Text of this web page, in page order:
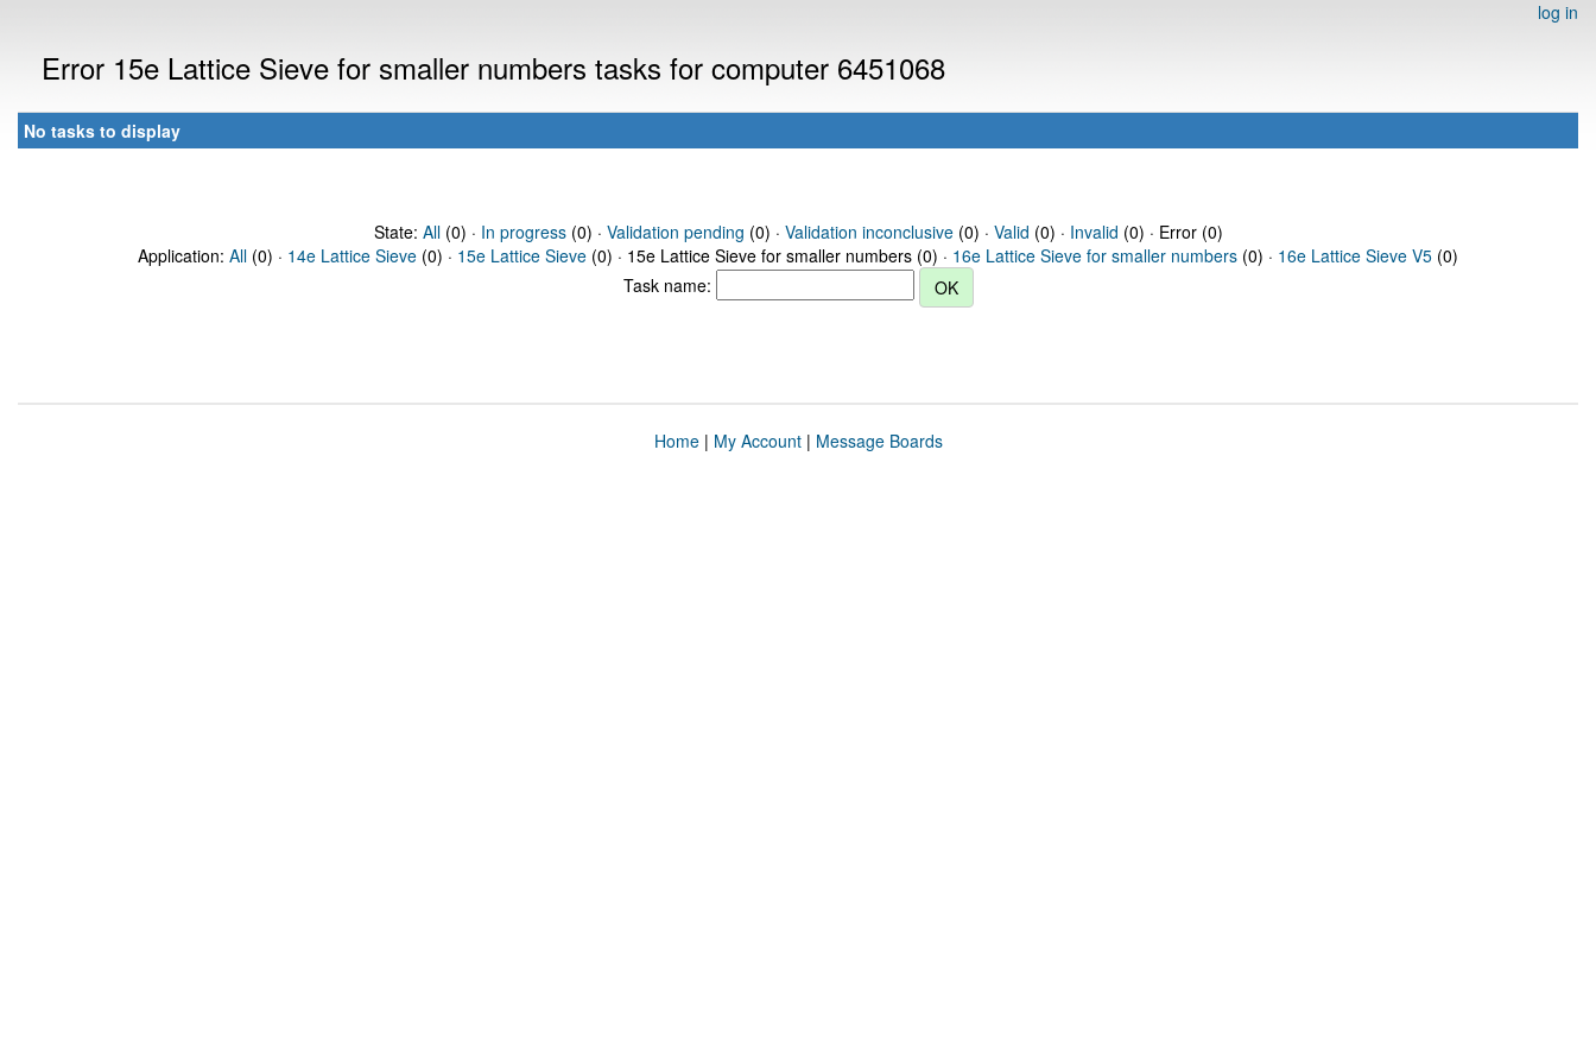
log in
Error 15e Lattice Sieve for smaller numbers tasks for computer 6451068
No tasks to display
State: All(0) · In progress(0) · Validation pending (0) · Validation inconclusive(0) · Valid (0) · Invalid (0) · Error (0)
Application: All (0) · 14e Lattice Sieve (0) · 15e Lattice Sieve (0) · 15e Lattice Sieve for smaller numbers (0) · 16e Lattice Sieve for smaller numbers (0) · 16e Lattice Sieve V5 (0)
Task name:
Home| My Account| Message Boards